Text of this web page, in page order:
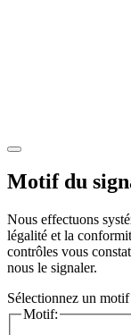
Motif du
Nous effectuons
légalité et la
contrôles vous
nous le signaler.
Sélectionnez un
Motif: